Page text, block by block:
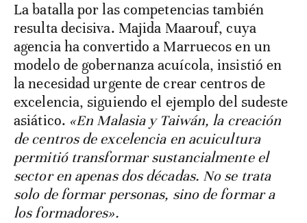
La batalla por las competencias también
resulta decisiva. Majida Maarouf, cuya
agencia ha convertido a Marruecos en un
modelo de gobernanza acuícola, insistió en
la necesidad urgente de crear centros de
excelencia, siguiendo el ejemplo del sudeste
asiático. «En Malasia y Taiwán, la creación
de centros de excelencia en acuicultura
permitió transformar sustancialmente el
sector en apenas dos décadas. No se trata
solo de formar personas, sino de formar a
los formadores».